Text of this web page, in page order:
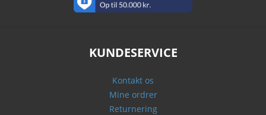
KUNDESERVICE
Kontakt os
Mine ordrer
Returnering